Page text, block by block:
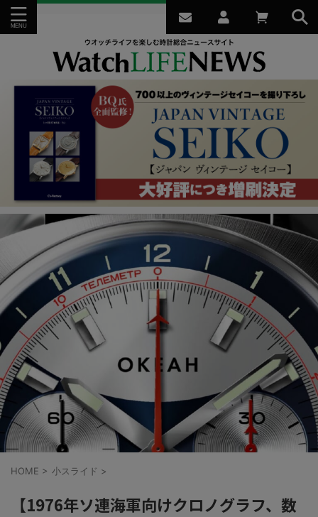
HOME > 小スライド >
【1976年ソ連海軍向けクロノグラフ、数